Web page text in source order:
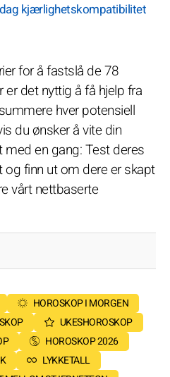
kjærlighetskompatibilitet
for å fastslå de 78
det nyttig å få hjelp fra
hver potensiell
du ønsker å vite din
en gang: Test deres
finn ut om dere er skapt
vårt nettbaserte
HOROSKOP I MORGEN
UKESHOROSKOP
HOROSKOP 2026
LYKKETALL